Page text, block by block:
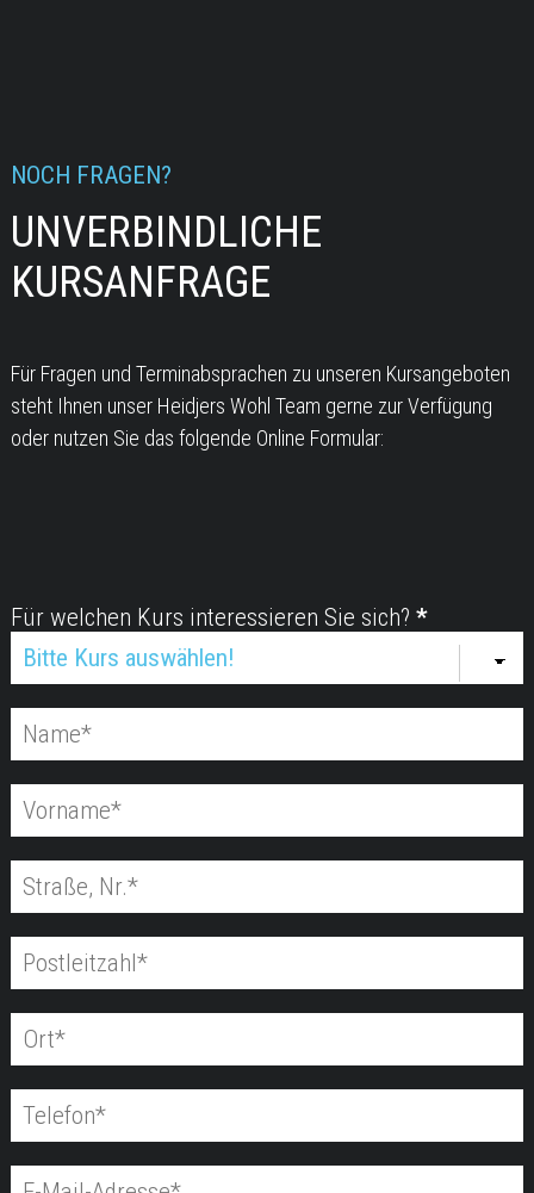
NOCH FRAGEN?
UNVERBINDLICHE
KURSANFRAGE
Für Fragen und Terminabsprachen zu unseren Kursangeboten
steht Ihnen unser Heidjers Wohl Team gerne zur Verfügung
oder nutzen Sie das folgende Online Formular:
Für welchen Kurs interessieren Sie sich? *